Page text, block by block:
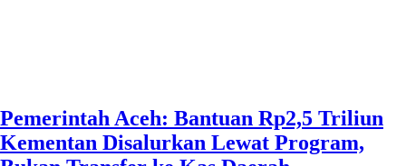
Pemerintah Aceh: Bantuan Rp2,5 Triliun
Kementan Disalurkan Lewat Program,